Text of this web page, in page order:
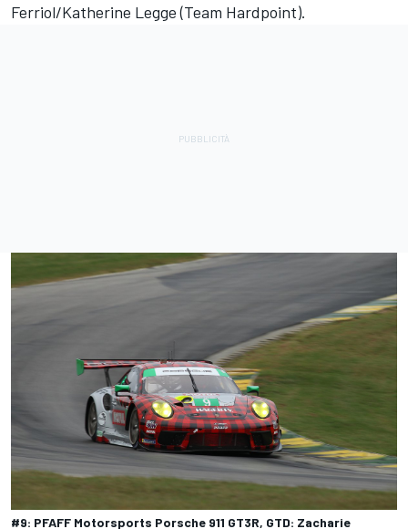
Ferriol/Katherine Legge (Team Hardpoint).
#9: PFAFF Motorsports Porsche 911 GT3R, GTD: Zacharie